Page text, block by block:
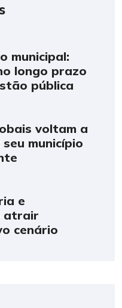
municipal:
longo prazo
pública
voltam a
município
e
atrair
cenário